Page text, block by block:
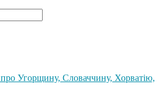
Угорщину, Словаччину, Хорватію,